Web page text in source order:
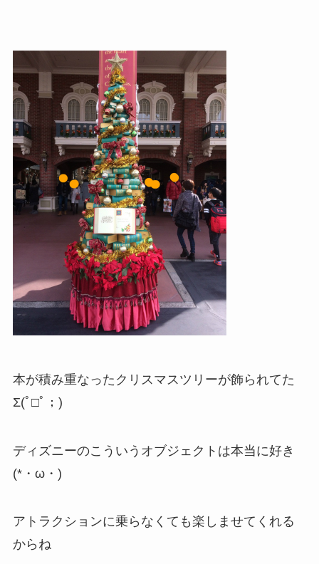
本が積み重なったクリスマスツリーが飾られてた
Σ(ﾟ□ﾟ；)
ディズニーのこういうオブジェクトは本当に好き
(*・ω・)
アトラクションに乗らなくても楽しませてくれる
からね